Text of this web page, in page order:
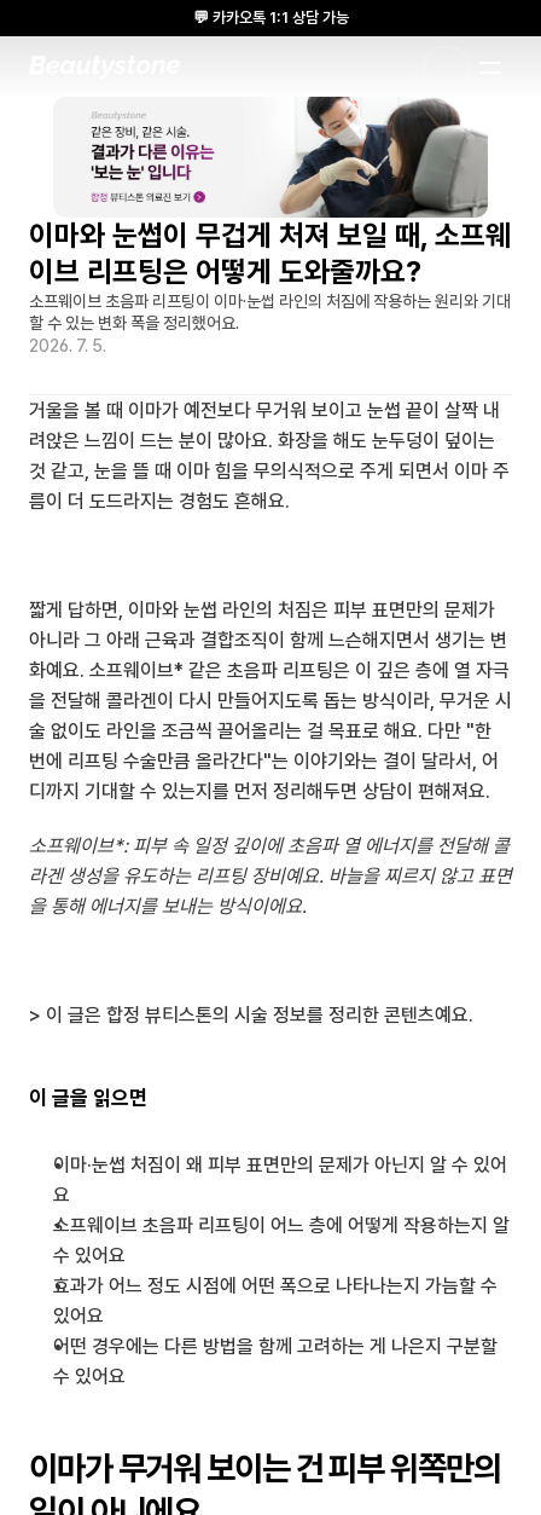
이마와 눈썹이 무겁게 처져 보일 때, 소프웨
이브 리프팅은 어떻게 도와줄까요?
소프웨이브 초음파 리프팅이 이마·눈썹 라인의 처짐에 작용하는 원리와 기대
할 수 있는 변화 폭을 정리했어요.
2026. 7. 5.
거울을 볼 때 이마가 예전보다 무거워 보이고 눈썹 끝이 살짝 내
려앉은 느낌이 드는 분이 많아요. 화장을 해도 눈두덩이 덮이는
것 같고, 눈을 뜰 때 이마 힘을 무의식적으로 주게 되면서 이마 주
름이 더 도드라지는 경험도 흔해요.
짧게 답하면, 이마와 눈썹 라인의 처짐은 피부 표면만의 문제가
아니라 그 아래 근육과 결합조직이 함께 느슨해지면서 생기는 변
화예요. 소프웨이브* 같은 초음파 리프팅은 이 깊은 층에 열 자극
을 전달해 콜라겐이 다시 만들어지도록 돕는 방식이라, 무거운 시
술 없이도 라인을 조금씩 끌어올리는 걸 목표로 해요. 다만 "한
번에 리프팅 수술만큼 올라간다"는 이야기와는 결이 달라서, 어
디까지 기대할 수 있는지를 먼저 정리해두면 상담이 편해져요.
소프웨이브*: 피부 속 일정 깊이에 초음파 열 에너지를 전달해 콜
라겐 생성을 유도하는 리프팅 장비예요. 바늘을 찌르지 않고 표면
을 통해 에너지를 보내는 방식이에요.
> 이 글은 합정 뷰티스톤의 시술 정보를 정리한 콘텐츠예요.
이 글을 읽으면
이마·눈썹 처짐이 왜 피부 표면만의 문제가 아닌지 알 수 있어
요
소프웨이브 초음파 리프팅이 어느 층에 어떻게 작용하는지 알
수 있어요
효과가 어느 정도 시점에 어떤 폭으로 나타나는지 가늠할 수
있어요
어떤 경우에는 다른 방법을 함께 고려하는 게 나은지 구분할
수 있어요
이마가 무거워 보이는 건 피부 위쪽만의
💬 카카오톡 1:1 상담 가능
🌸 뷰티스톤의원 메디톡스 방콕 Cadaver workshop 참석 🌸